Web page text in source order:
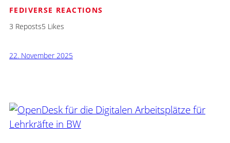
FEDIVERSE REACTIONS
3 Reposts5 Likes
22. November 2025